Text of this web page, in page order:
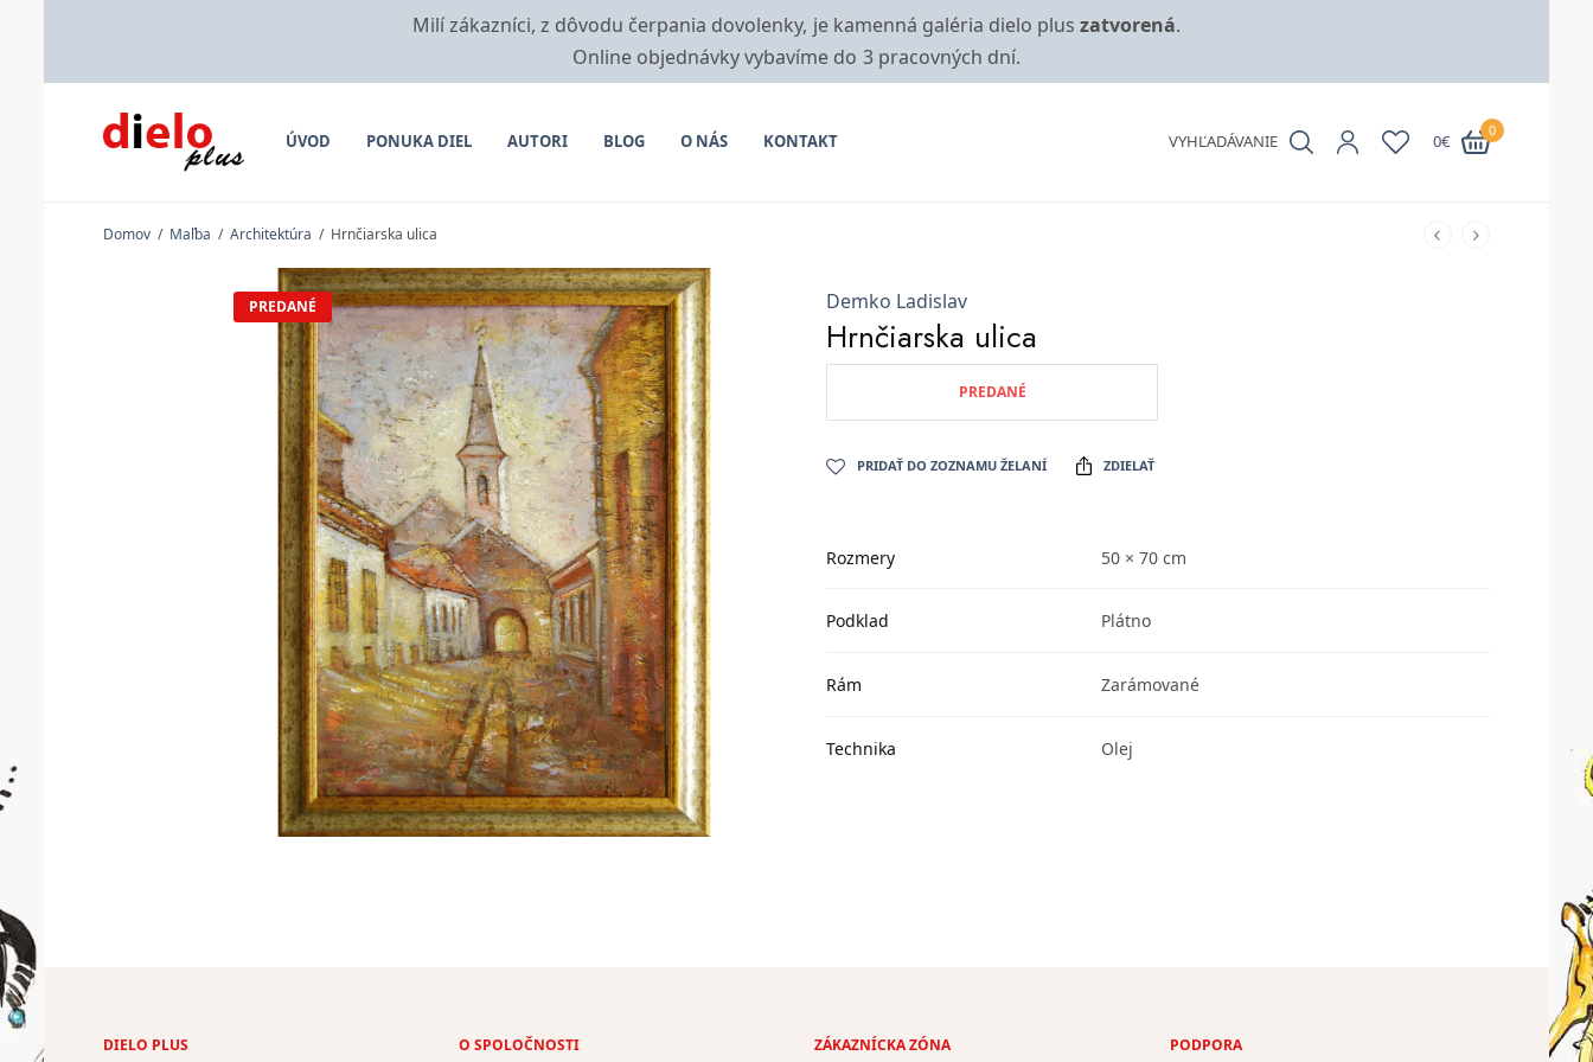
Milí zákazníci, z dôvodu čerpania dovolenky, je kamenná galéria dielo plus zatvorená.
Online objednávky vybavíme do 3 pracovných dní.
ÚVOD PONUKA DIEL AUTORI BLOG O NÁS KONTAKT VYHĽADÁVANIE 0€
0
Domov / Maľba / Architektúra / Hrnčiarska ulica
PREDANÉ Demko Ladislav
Hrnčiarska ulica
PREDANÉ
PRIDAŤ DO ZOZNAMU ŽELANÍ ZDIELAŤ
Rozmery 50 × 70 cm
Podklad Plátno
Rám Zarámované
Technika Olej
DIELO PLUS O SPOLOČNOSTI ZÁKAZNÍCKA ZÓNA PODPORA